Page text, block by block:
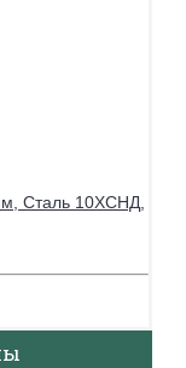
Сталь 10ХСНД,